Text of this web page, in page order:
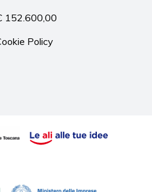
152.600,00
Policy